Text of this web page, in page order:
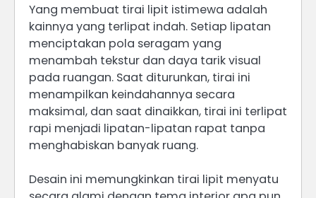
Yang membuat tirai lipit istimewa adalah
kainnya yang terlipat indah. Setiap lipatan
menciptakan pola seragam yang
menambah tekstur dan daya tarik visual
pada ruangan. Saat diturunkan, tirai ini
menampilkan keindahannya secara
maksimal, dan saat dinaikkan, tirai ini terlipat
rapi menjadi lipatan-lipatan rapat tanpa
menghabiskan banyak ruang.
Desain ini memungkinkan tirai lipit menyatu